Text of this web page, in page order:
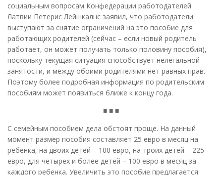
социальным вопросам Конфедерации работодателей
Латвии Петерис Лейшкалнс заявил, что работодатели
выступают за снятие ограничений на это пособие для
работающих родителей (сейчас – если новый родитель
работает, он может получать только половину пособия),
поскольку текущая ситуация способствует нелегальной
занятости, и между обоими родителями нет равных прав.
Поэтому более подробная информация по родительским
пособиям может появиться ближе к концу года.
■ ■ ■
С семейным пособием дела обстоят проще. На данный
момент размер пособия составляет 25 евро в месяц на
ребенка, на двоих детей – 100 евро, на троих детей – 225
евро, для четырех и более детей – 100 евро в месяц за
каждого ребенка. Увеличить это пособие предлагается